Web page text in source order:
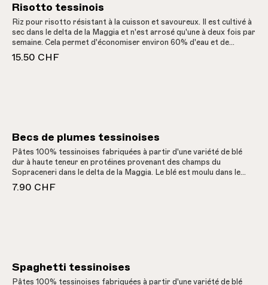
Risotto tessinois
Riz pour risotto résistant à la cuisson et savoureux. Il est cultivé à
sec dans le delta de la Maggia et n'est arrosé qu'une à deux fois par
semaine. Cela permet d'économiser environ 60% d'eau et de
produire moins de CO2 que les méthodes traditionnelles. Savourez
le goût unique du riz Loto dei Terreni alla Maggia, une délicatesse
15.50 CHF
Becs de plumes tessinoises
Pâtes 100% tessinoises fabriquées à partir d'une variété de blé
dur à haute teneur en protéines provenant des champs du
Sopraceneri dans le delta de la Maggia. Le blé est moulu dans le
moulin de Maroggia et transformé en becs de plumes de couleur
bronze, séchés lentement, dans une fabrique de pâtes tessinoise.
7.90 CHF
Spaghetti tessinoises
Pâtes 100% tessinoises fabriquées à partir d'une variété de blé